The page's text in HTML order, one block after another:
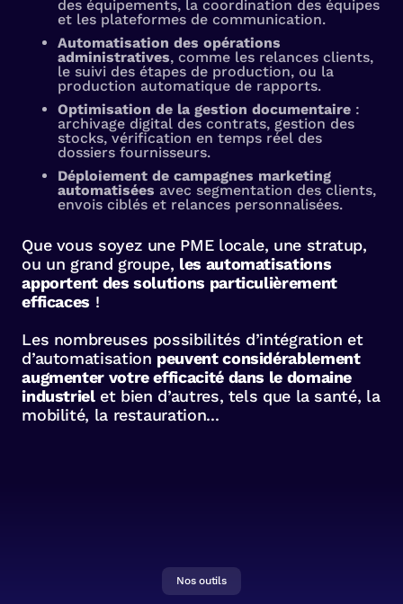
des équipements, la coordination des équipes
et les plateformes de communication.
Automatisation des opérations
administratives, comme les relances clients,
le suivi des étapes de production, ou la
production automatique de rapports.
Optimisation de la gestion documentaire :
archivage digital des contrats, gestion des
stocks, vérification en temps réel des
dossiers fournisseurs.
Déploiement de campagnes marketing
automatisées avec segmentation des clients,
envois ciblés et relances personnalisées.
Que vous soyez une PME locale, une stratup,
ou un grand groupe, les automatisations
apportent des solutions particulièrement
efficaces !
Les nombreuses possibilités d’intégration et
d’automatisation peuvent considérablement
augmenter votre efficacité dans le domaine
industrielet bien d’autres, tels que la santé, la
mobilité, la restauration...
Nos outils